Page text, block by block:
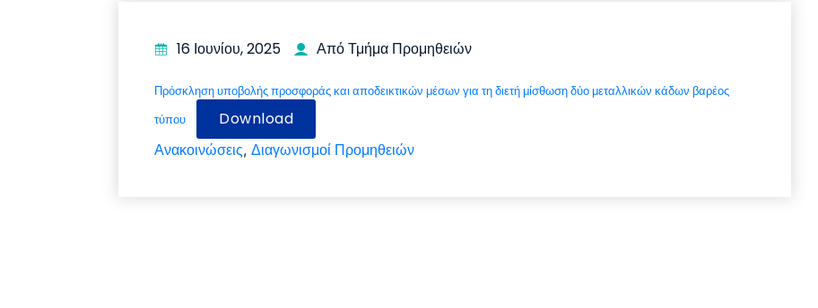
16 Ιουνίου, 2025 Από Τμήμα Προμηθειών
Πρόσκληση υποβολής προσφοράς και αποδεικτικών μέσων για τη διετή μίσθωση δύο μεταλλικών κάδων βαρέος
τύπου
Download
Ανακοινώσεις, Διαγωνισμοί Προμηθειών